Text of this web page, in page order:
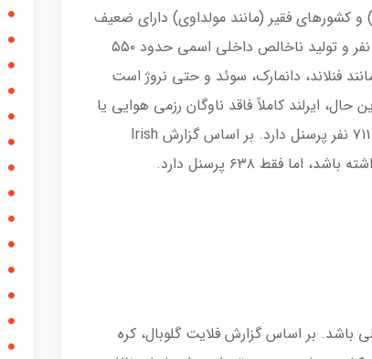
کشورهای فقیر (مانند مولداوی) دارای ضعیف
ترین نیروی هوایی در اروپا است. با جمعیت ۵.۲ میلیون نفر و تولید ناخالص داخلی اسمی حدود ۵۵۰
فنلاند، دانمارک، سوئد و حتی نروژ است
ایرلند کاملاً فاقد ناوگان رزمی هوایی یا
هر هواپیمای جت دیگری است. نیروی هوایی ایرلند تنها ۷۱۱ نفر پرسنل دارد. بر اساس گزارش Irish
بر اساس گزارش فلایت گلوبال، کره